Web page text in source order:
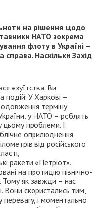
на рішення щодо
НАТО зокрема
флоту в Україні –
справа. Наскільки Захід
єзуїтства. Ви
подій. У Харкові –
терміну
у НАТО – роблять
цьому проблеми. І
оприлюднення
від російського
ракети «Петріот».
на протидію північно-
Тому як завжди – нас
Вони скористались тим,
перевагу, і моментально